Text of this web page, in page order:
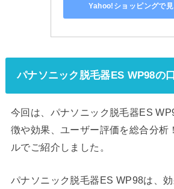
Yahoo!ショッピングで見
パナソニック脱毛器ES WP98の
今回は、パナソニック脱毛器ES
徴や効果、ユーザー評価を総合分析
ルでご紹介しました。
パナソニック脱毛器ES WP98は、